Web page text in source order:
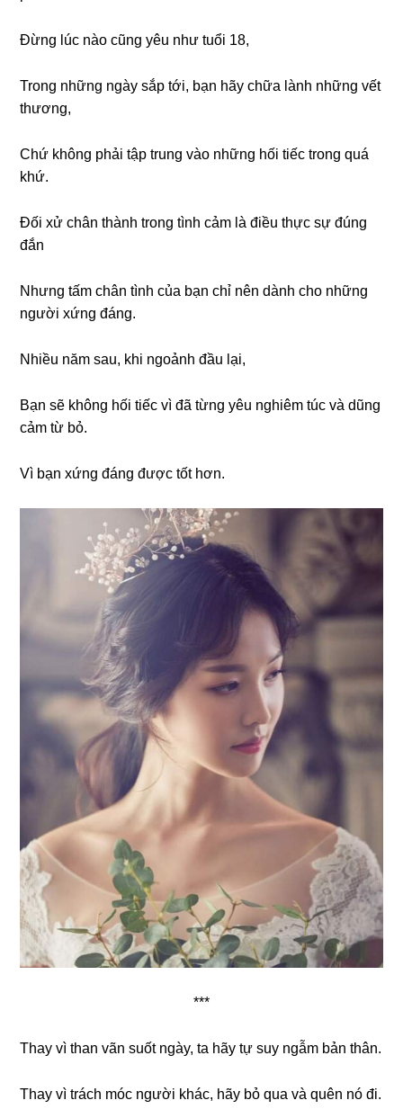
Đừng lúc nào cũng yêu như tuổi 18,
Trong những ngày sắp tới, bạn hãy chữa lành những vết
thương,
Chứ không phải tập trung vào những hối tiếc trong quá
khứ.
Đối xử chân thành trong tình cảm là điều thực sự đúng
đắn
Nhưng tấm chân tình của bạn chỉ nên dành cho những
người xứng đáng.
Nhiều năm sau, khi ngoảnh đầu lại,
Bạn sẽ không hối tiếc vì đã từng yêu nghiêm túc và dũng
cảm từ bỏ.
Vì bạn xứng đáng được tốt hơn.
***
Thay vì than vãn suốt ngày, ta hãy tự suy ngẫm bản thân.
Thay vì trách móc người khác, hãy bỏ qua và quên nó đi.